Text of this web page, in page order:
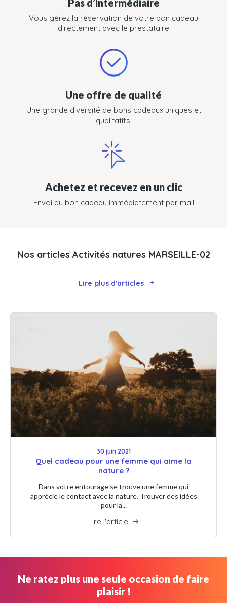
Pas d’intermédiaire
Vous gérez la réservation de votre bon cadeau
directement avec le prestataire
Une offre de qualité
Une grande diversité de bons cadeaux uniques et
qualitatifs.
Achetez et recevez en un clic
Envoi du bon cadeau immédiatement par mail
Nos articles Activités natures MARSEILLE-02
Lire plus d'articles
30 juin 2021
Quel cadeau pour une femme qui aime la
nature ?
Dans votre entourage se trouve une femme qui
apprécie le contact avec la nature. Trouver des idées
pour la...
Lire l'article
Ne ratez plus une seule occasion de faire
plaisir !